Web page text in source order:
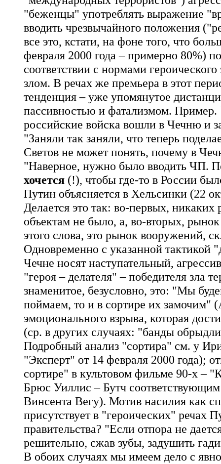
"беженцы" употреблять выражение
вводить чрезвычайного положения
все это, кстати, на фоне того, что
февраля 2000 года – примерно 80%)
соответствии с нормами
злом. В речах же премьера в этот
тенденция – уже упомянутое
пассивностью и фатализмом.
российские войска вошли в Чечню и
"Заняли так заняли, что теперь
Светов не может понять, почему в
"Наверное, нужно было вводить ЧП.
хочется (!), чтобы где-то в России
Путин объясняется в Хельсинки (22
Делается это так: во-первых,
объектам не было, а, во-вторых,
этого слова, это рынок вооружений,
Одновременно с указанной тактикой
Чечне носят наступательный,
"героя – делателя" – победителя зла
знаменитое, безусловно, это: "Мы
поймаем, то и в сортире их замочим"
эмоционального взрыва, которая
(ср. в других случаях: "банды
Подробный анализ "сортира" см. у
"Эксперт" от 14 февраля 2000 года);
сортире" в культовом фильме 90-х –
Брюс Уиллис – Бутч
Винсента Вегу). Мотив насилия как
присутствует в "героических" речах
правительства? "Если отпора не
решительно, сжав зубы, задушить
В обоих случаях мы имеем дело с